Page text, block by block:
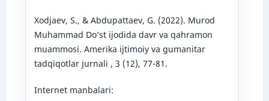
Xodjaev, S., & Abdupattaev, G. (2022). Murod
Muhammad Do‘st ijodida davr va qahramon
muammosi. Amerika ijtimoiy va gumanitar
tadqiqotlar jurnali , 3 (12), 77-81.
Internet manbalari: